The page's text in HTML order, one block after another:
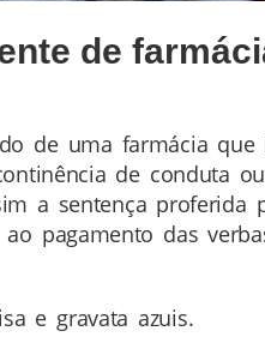
de
de uma farmácia
de conduta
a sentença proferida
pagamento das
e gravata azuis.